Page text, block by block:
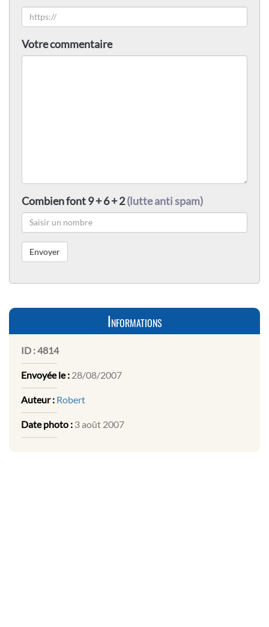
Votre commentaire
Combien font 9 + 6 + 2(lutte anti spam)
Informations
ID :4814
Envoyée le : 28/08/2007
Auteur : Robert
Date photo : 3 août 2007